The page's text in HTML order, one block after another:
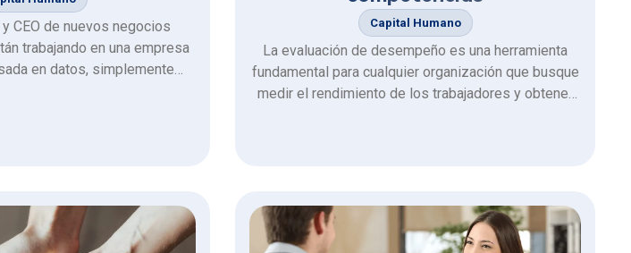
CEO de nuevos negocios
trabajando en una empresa
en datos, simplemente
Capital Humano
La evaluación de desempeño es una herramienta
fundamental para cualquier organización que busque
medir el rendimiento de los trabajadores y obtener